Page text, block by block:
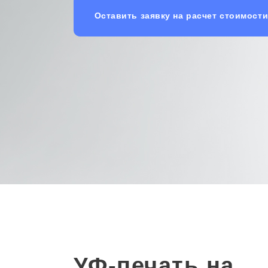
Оставить заявку на расчет стоимости